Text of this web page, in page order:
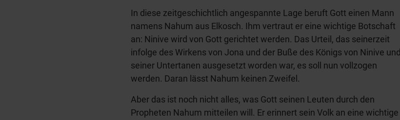
In diese zeitgeschichtlich angespannte Lage beruft Gott einen Mann
namens Nahum aus Elkosch. Ihm vertraut er eine wichtige Botschaft
an: Ninive wird von Gott gerichtet werden. Das Urteil, das seinerzeit
infolge des Wirkens von Jona und der Buße des Königs von Ninive und
seiner Untertanen ausgesetzt worden war, es soll nun vollzogen
werden. Daran lässt Nahum keinen Zweifel.
Aber das ist noch nicht alles, was Gott seinen Leuten durch den
Propheten Nahum mitteilen will. Er erinnert sein Volk an eine wichtige